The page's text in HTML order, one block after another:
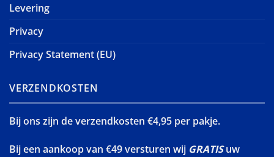
Levering
Privacy
Privacy Statement (EU)
VERZENDKOSTEN
Bij ons zijn de verzendkosten €4,95 per pakje.
Bij een aankoop van €49 versturen wij GRATISuw